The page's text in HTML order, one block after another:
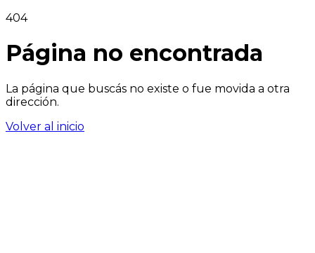
404
Página no encontrada
La página que buscás no existe o fue movida a otra
dirección.
Volver al inicio